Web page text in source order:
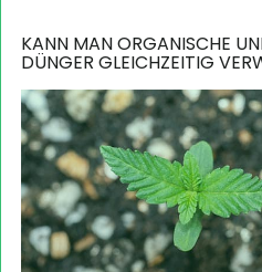
KANN MAN ORGANISCHE
DÜNGER GLEICHZEITIG